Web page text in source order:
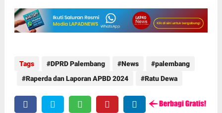
Tags DPRD Palembang News
palembang
Raperda dan Laporan APBD 2024
Ratu Dewa